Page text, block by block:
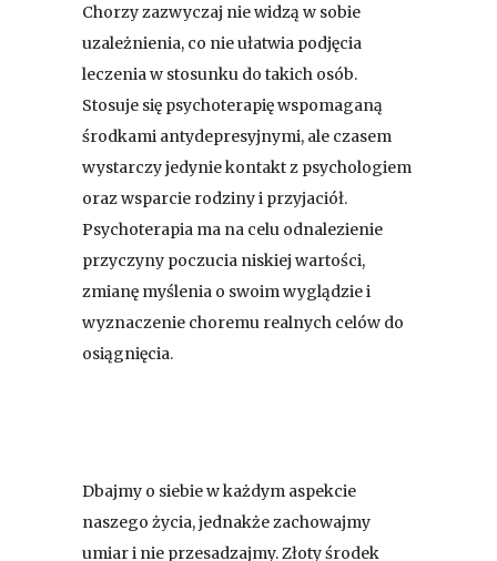
Chorzy zazwyczaj nie widzą w sobie
uzależnienia, co nie ułatwia podjęcia
leczenia w stosunku do takich osób.
Stosuje się psychoterapię wspomaganą
środkami antydepresyjnymi, ale czasem
wystarczy jedynie kontakt z psychologiem
oraz wsparcie rodziny i przyjaciół.
Psychoterapia ma na celu odnalezienie
przyczyny poczucia niskiej wartości,
zmianę myślenia o swoim wyglądzie i
wyznaczenie choremu realnych celów do
osiągnięcia.
Dbajmy o siebie w każdym aspekcie
naszego życia, jednakże zachowajmy
umiar i nie przesadzajmy. Złoty środek